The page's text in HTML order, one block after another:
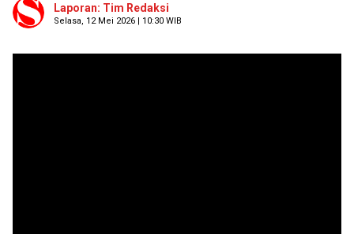
Laporan: Tim Redaksi
Selasa, 12 Mei 2026 | 10:30 WIB